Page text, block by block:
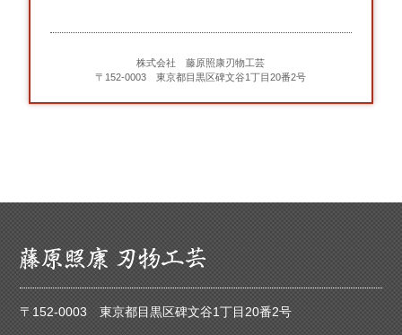
株式会社 藤原照康刃物工芸
〒152-0003 東京都目黒区碑文谷1丁目20番2号
〒152-0003 東京都目黒区碑文谷1丁目20番2号